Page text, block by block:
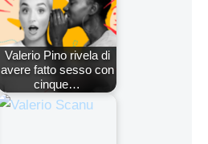
Valerio Pino rivela di
avere fatto sesso con
cinque…